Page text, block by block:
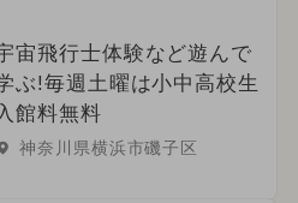
宙飛行士体験など遊んで
ぶ!毎週土曜は小中高校生
館料無料
神奈川県横浜市磯子区